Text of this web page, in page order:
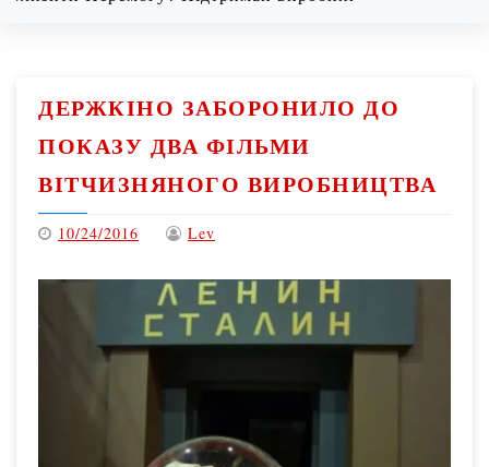
ДЕРЖКІНО ЗАБОРОНИЛО ДО
ПОКАЗУ ДВА ФІЛЬМИ
ВІТЧИЗНЯНОГО ВИРОБНИЦТВА
10/24/2016 Lev